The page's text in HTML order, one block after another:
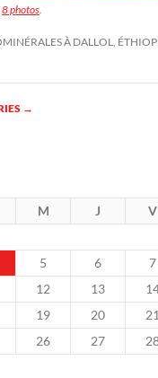
8 photos
À DALLOL,
→
M J V
5 6 7
12 13
19 20 21
26 27